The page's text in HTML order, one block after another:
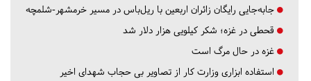
جابه‌جایی رایگان زائران اربعین با ریل‌باس در مسیر خرمشهر-شلمچه
قحطی در غزه؛ شکر کیلویی هزار دلار شد
غزه در حال مرگ است
استفاده ابزاری وزارت کار از تصاویر بی حجاب شهدای اخیر